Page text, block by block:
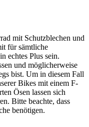
mit Schutzblechen und
für sämtliche
echtes Plus sein.
und möglicherweise
bist. Um in diesem Fall
Bikes mit einem F-
Ösen lassen sich
Bitte beachte, dass
benötigen.